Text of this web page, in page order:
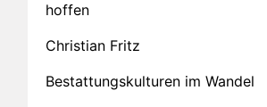
hoffen
Christian Fritz
Bestattungskulturen im Wandel